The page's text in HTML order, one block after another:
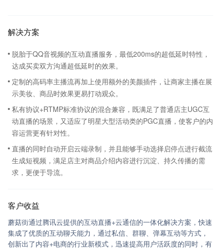
解决方案
脱胎于QQ音视频的互动直播服务，最低200ms的超低延时特性，
达成买卖双方沟通超低延时的效果。
定制的高码率主播流再加上使用额外的美颜插件，让商家主播在展
示美妆、商品时效果更易打动观众。
私有协议+RTMP标准协议的混合兼容，既满足了普通店主UGC互
动直播的场景，又适应了明星大型活动类的PGC直播，使客户的内
容运营更有针对性。
直播的同时自动开启云端录制，并且能够手动选择启停点进行截流
生成短视频，满足店主对商品介绍内容进行沉淀、持久传播的需
求，更便于导流。
客户收益
蘑菇街通过腾讯云提供的互动直播+云通信的一体化解决方案，快速
集成了优质的互动聊天能力，通过私信、群聊、弹幕互动等方式，
创新出了内容+电商的行业新模式，迅速提高用户活跃度的同时，有